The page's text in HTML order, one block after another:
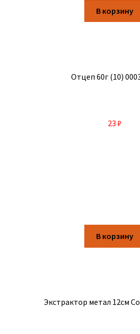
В корзину
Отцеп 60г (10)
23 ₽
В корзину
Экстрактор метал 12см